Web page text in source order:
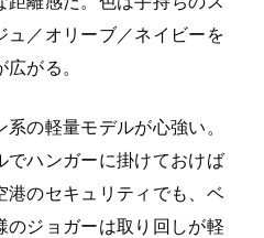
ュ／オリーブ／ネイビーを
がる。
の軽量モデルが心強い。
でハンガーに掛けておけば
港のセキュリティでも、ベ
のジョガーは取り回しが軽